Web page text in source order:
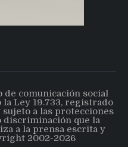
de comunicación social
Ley 19.733, registrado
a las protecciones
discriminación que la
a la prensa escrita y
2002-2026